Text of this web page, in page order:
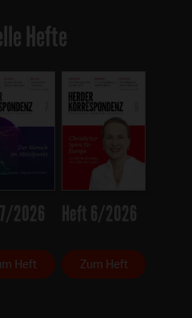
Hefte
2026
Heft
Heft 6/2026
Zum Heft